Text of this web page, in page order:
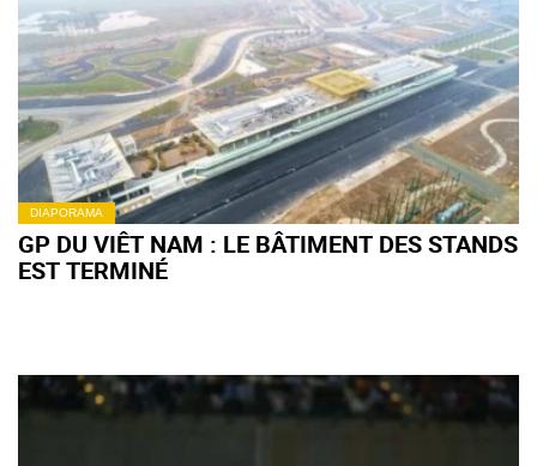
DIAPORAMA
GP DU VIÊT NAM : LE BÂTIMENT DES STANDS
EST TERMINÉ